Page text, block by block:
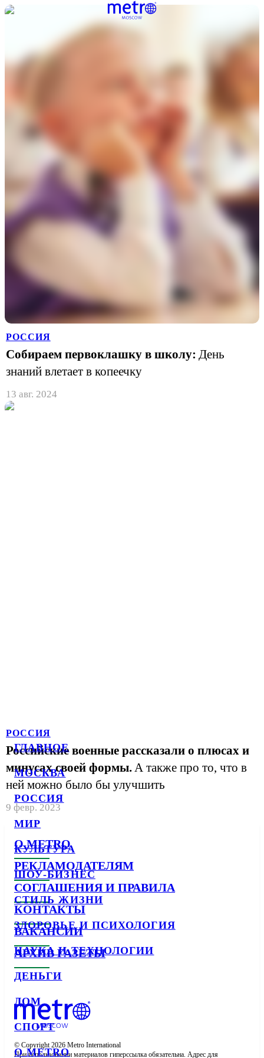
ГЛАВНОЕ
МОСКВА
РОССИЯ
МИР
КУЛЬТУРА
ШОУ-БИЗНЕС
СТИЛЬ ЖИЗНИ
ЗДОРОВЬЕ И ПСИХОЛОГИЯ
НАУКА И ТЕХНОЛОГИИ
ДЕНЬГИ
ДОМ
СПОРТ
О METRO
РОССИЯ
Собираем первоклашку в школу: День
знаний влетает в копеечку
13 авг. 2024
РОССИЯ
Российские военные рассказали о плюсах и
минусах своей формы. А также про то, что в
ней можно было бы улучшить
9 февр. 2023
О METRO
РЕКЛАМОДАТЕЛЯМ
СОГЛАШЕНИЯ И ПРАВИЛА
КОНТАКТЫ
ВАКАНСИИ
АРХИВ ГАЗЕТЫ
© Copyright 2026 Metro International
При использовании материалов гиперссылка обязательна. Адрес для